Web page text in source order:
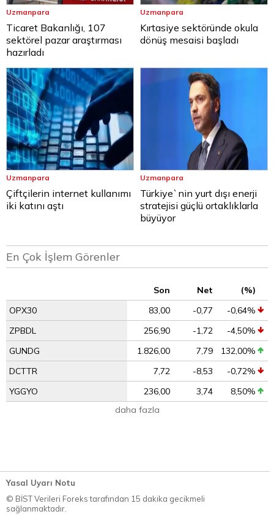
Uzmanpara
Ticaret Bakanlığı, 107
sektörel pazar araştırması
hazırladı
Uzmanpara
Kırtasiye sektöründe okula
dönüş mesaisi başladı
Uzmanpara
Çiftçilerin internet kullanımı
iki katını aştı
Uzmanpara
Türkiye`nin yurt dışı enerji
stratejisi güçlü ortaklıklarla
büyüyor
En Çok İşlem Görenler
Son Net
(%)
OPX30
83,00 -0,77
-0,64%
ZPBDL
256,90 -1,72
-4,50%
GUNDG
1.826,00 7,79
132,00%
DCTTR
7,72 -8,53
-0,72%
YGGYO
236,00 3,74
8,50%
daha fazla
Yasal Uyarı Notu
© BİST Verileri Foreks tarafından 15 dakika gecikmeli
sağlanmaktadır.